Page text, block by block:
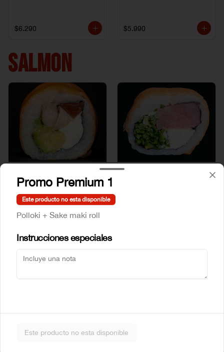
$6.290 $5.990
SALMON
Sake Atun
Promo Premium 1
Este producto no esta disponible
Polloki + Sake maki roll
Instrucciones especiales
Este producto no esta disponible